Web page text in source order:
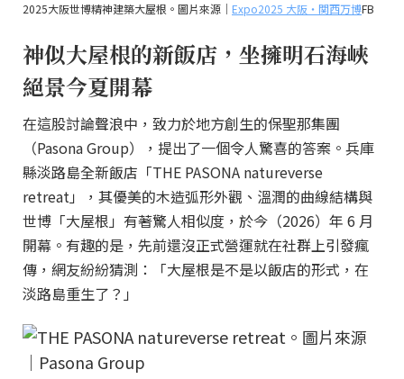
2025大阪世博精神建築大屋根。圖片來源｜ Expo2025 大阪・関西万博FB
神似大屋根的新飯店，坐擁明石海峽
絕景今夏開幕
在這股討論聲浪中，致力於地方創生的保聖那集團
（Pasona Group），提出了一個令人驚喜的答案。兵庫
縣淡路島全新飯店「THE PASONA natureverse
retreat」，其優美的木造弧形外觀、溫潤的曲線結構與
世博「大屋根」有著驚人相似度，於今（2026）年 6 月
開幕。有趣的是，先前還沒正式營運就在社群上引發瘋
傳，網友紛紛猜測：「大屋根是不是以飯店的形式，在
淡路島重生了？」